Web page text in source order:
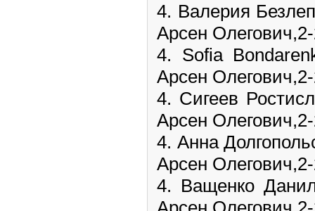
4. Валерия
Арсен
4. Sofia
Арсен
4. Сигеев
Арсен
4. Анна
Арсен
4. Ващенко